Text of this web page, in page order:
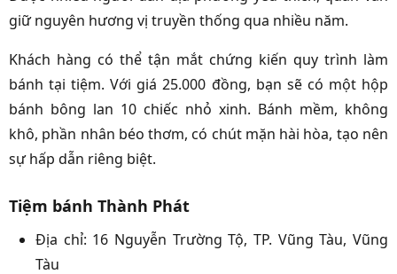
giữ nguyên hương vị truyền thống qua nhiều năm.
Khách hàng có thể tận mắt chứng kiến quy trình làm
bánh tại tiệm. Với giá 25.000 đồng, bạn sẽ có một hộp
bánh bông lan 10 chiếc nhỏ xinh. Bánh mềm, không
khô, phần nhân béo thơm, có chút mặn hài hòa, tạo nên
sự hấp dẫn riêng biệt.
Tiệm bánh Thành Phát
Địa chỉ: 16 Nguyễn Trường Tộ, TP. Vũng Tàu, Vũng
Tàu